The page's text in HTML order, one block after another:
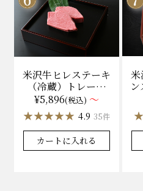
米沢牛ヒレステーキ
（冷蔵）トレー盛
り 130g×1枚から
量り売り
¥5,896(税込) ～
★★★★★
★★★★★ 4.9 35件
カートに入れる
米